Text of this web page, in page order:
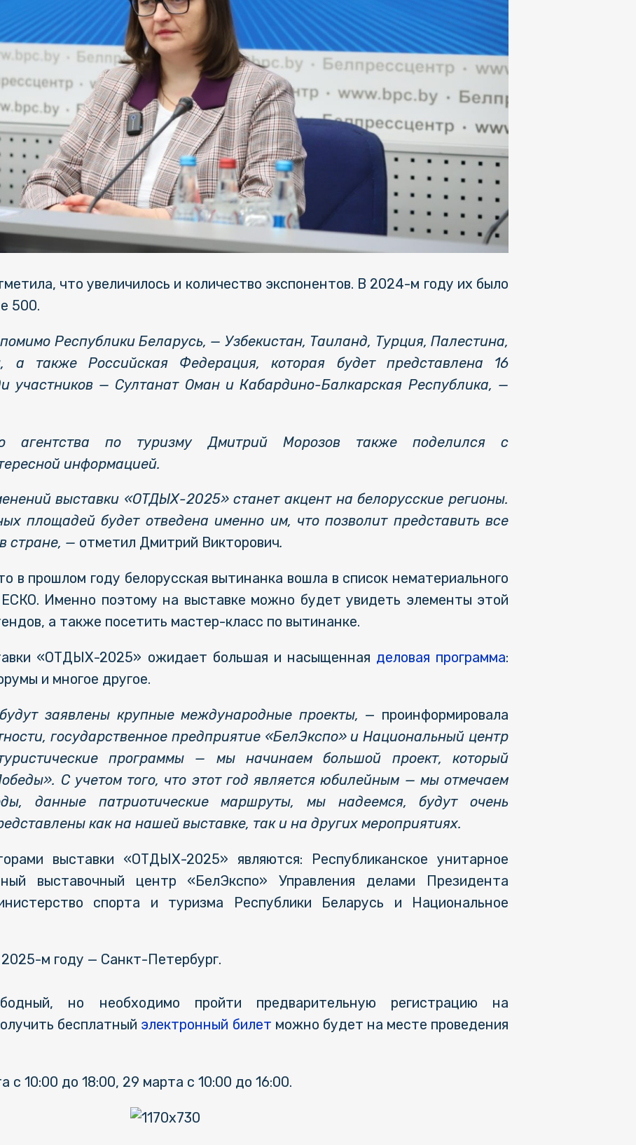
что увеличилось и количество экспонентов. В 2024-м году их было
500.
Республики Беларусь, — Узбекистан, Таиланд, Турция, Палестина,
а также Российская Федерация, которая будет представлена 16
участников — Султанат Оман и Кабардино-Балкарская Республика, —
агентства по туризму Дмитрий Морозов также поделился с
информацией.
выставки «ОТДЫХ-2025» станет акцент на белорусские регионы.
площадей будет отведена именно им, что позволит представить все
стране, — отметил Дмитрий Викторович.
в прошлом году белорусская вытинанка вошла в список нематериального
Именно поэтому на выставке можно будет увидеть элементы этой
а также посетить мастер-класс по вытинанке.
«ОТДЫХ-2025» ожидает большая и насыщенная деловая программа:
и многое другое.
заявлены крупные международные проекты, — проинформировала
государственное предприятие «БелЭкспо» и Национальный центр
программы — мы начинаем большой проект, который
С учетом того, что этот год является юбилейным — мы отмечаем
данные патриотические маршруты, мы надеемся, будут очень
как на нашей выставке, так и на других мероприятиях.
выставки «ОТДЫХ-2025» являются: Республиканское унитарное
выставочный центр «БелЭкспо» Управления делами Президента
спорта и туризма Республики Беларусь и Национальное
м году — Санкт-Петербург.
но необходимо пройти предварительную регистрацию на
бесплатный электронный билет можно будет на месте проведения
с 10:00 до 18:00, 29 марта с 10:00 до 16:00.